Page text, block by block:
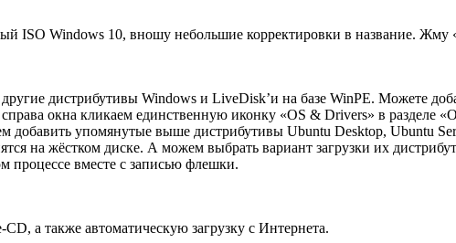
ISO Windows 10, вношу небольшие корректировки в название. Жму
дистрибутивы Windows и LiveDisk’и на базе WinPE. Можете
окна кликаем единственную иконку «OS & Drivers» в разделе
упомянутые выше дистрибутивы Ubuntu Desktop, Ubuntu
на жёстком диске. А можем выбрать вариант загрузки их
процессе вместе с записью флешки.
а также автоматическую загрузку с Интернета.